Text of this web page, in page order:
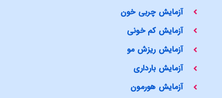
آزمایش چربی خون
آزمایش کم خونی
آزمایش ریزش مو
آزمایش بارداری
آزمایش هورمون